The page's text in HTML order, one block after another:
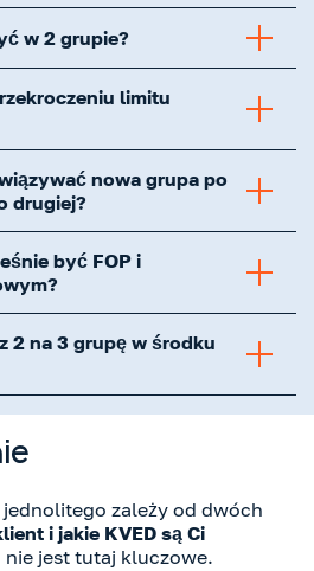
w 2 grupie?
limitu
nowa grupa po
drugiej?
być FOP i
2 na 3 grupę w środku
zależy od dwóch
i jakie KVED są Ci
nie jest tutaj kluczowe.